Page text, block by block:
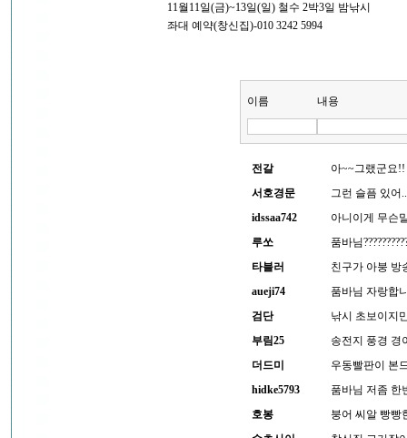
11월11일(금)~13일(일) 철수 2박3일 밤낚시
좌대 예약(창신집)-010 3242 5994
이름 내용
전갈
아~~그랬군요
서호경문
그런 슬픔 있어
idssaa742
아니이게 무슨
루쏘
품바님
타블러
친구가 아붕 방
aueji74
품바님 자랑합
검단
낚시 초보이지
부림25
송전지 풍경 경
더드미
우동빨판이 본
hidke5793
품바님 저좀 한
호봉
붕어 씨알 빵빵